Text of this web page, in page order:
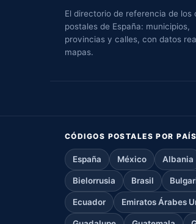
El directorio de referencia de los
postales de España: municipios,
provincias y calles, con datos
mapas.
CÓDIGOS POSTALES POR PAÍS
España México Albania
Bielorrusia Brasil
Ecuador Emiratos Árabes